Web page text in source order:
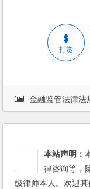
打赏
金融监管法律法
本站声明：
律咨询等，
级律师本人。欢迎